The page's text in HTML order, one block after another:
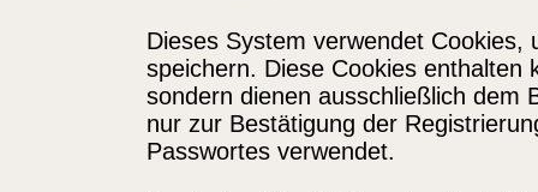
Dieses System verwendet
speichern. Diese Cookies enthalten
sondern dienen ausschließlich dem
nur zur Bestätigung der
Passwortes verwendet.